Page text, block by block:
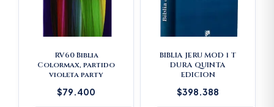
RV60 Biblia
Colormax, partido
violeta party
$79.400
BIBLIA JERU MOD 1 T
DURA QUINTA
EDICION
$398.388